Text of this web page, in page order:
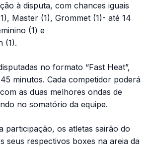
à disputa, com chances iguais
Master (1), Grommet (1)- até 14
(1) e
(1).
no formato “Fast Heat”,
minutos. Cada competidor poderá
as duas melhores ondas de
no somatório da equipe.
participação, os atletas sairão do
seus respectivos boxes na areia da